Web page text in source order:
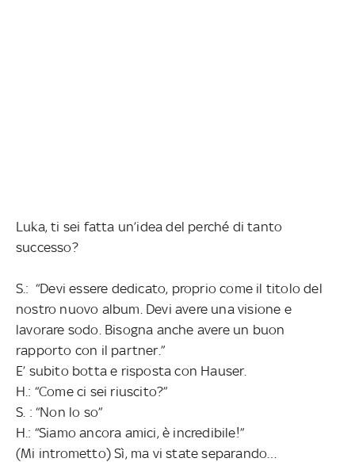
Luka, ti sei fatta un’idea del perché di tanto
successo?
S.: “Devi essere dedicato, proprio come il titolo del
nostro nuovo album. Devi avere una visione e
lavorare sodo. Bisogna anche avere un buon
rapporto con il partner.”
E’ subito botta e risposta con Hauser.
H.: “Come ci sei riuscito?”
S. : “Non lo so”
H.: “Siamo ancora amici, è incredibile!”
(Mi intrometto) Sì, ma vi state separando…